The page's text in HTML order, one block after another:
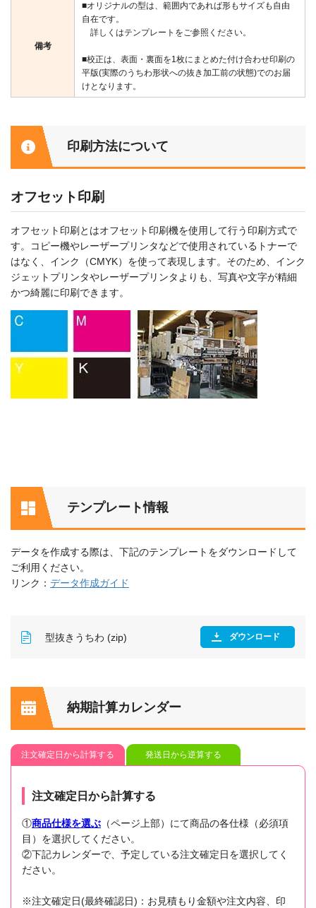
備考
■オリジナルの型は、範囲内であれば形もサイズも自由
自在です。
詳しくはテンプレートをご参照ください。
■校正は、表面・裏面を1枚にまとめた付け合わせ印刷の
平版(実際のうちわ形状への抜き加工前の状態)でのお届
けとなります。
印刷方法について
オフセット印刷
オフセット印刷とはオフセット印刷機を使用して行う印刷方式で
す。コピー機やレーザープリンタなどで使用されているトナーで
はなく、インク（CMYK）を使って表現します。そのため、インク
ジェットプリンタやレーザープリンタよりも、写真や文字が精細
かつ綺麗に印刷できます。
テンプレート情報
データを作成する際は、下記のテンプレートをダウンロードして
ご利用ください。
リンク： データ作成ガイド
型抜きうちわ (zip) ダウンロード
納期計算カレンダー
注文確定日から計算する 発送日から逆算する
注文確定日から計算する
①商品仕様を選ぶ （ページ上部）にて商品の各仕様（必須項
目）を選択してください。
②下記カレンダーで、予定している注文確定日を選択してく
ださい。
※注文確定日(最終確認日)：お見積もり金額や注文内容、印